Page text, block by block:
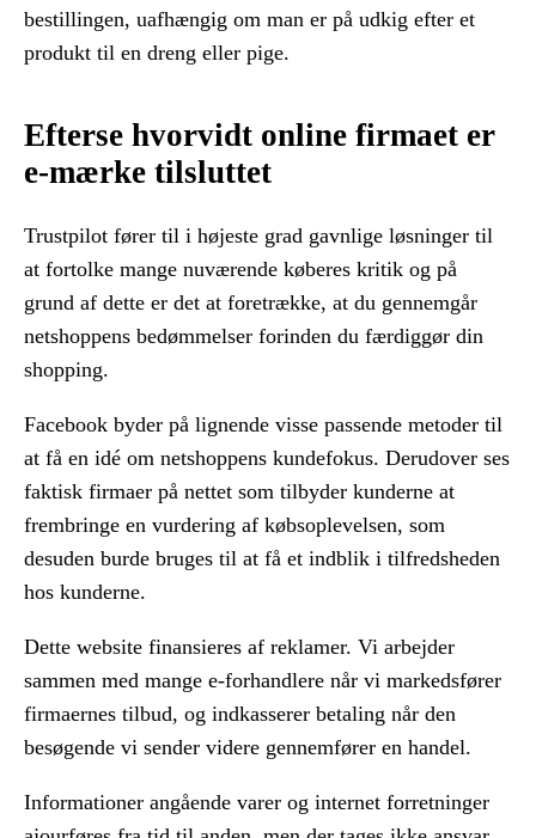
bestillingen, uafhængig om man er på udkig efter et
produkt til en dreng eller pige.
Efterse hvorvidt online firmaet er
e-mærke tilsluttet
Trustpilot fører til i højeste grad gavnlige løsninger til
at fortolke mange nuværende køberes kritik og på
grund af dette er det at foretrække, at du gennemgår
netshoppens bedømmelser forinden du færdiggør din
shopping.
Facebook byder på lignende visse passende metoder til
at få en idé om netshoppens kundefokus. Derudover ses
faktisk firmaer på nettet som tilbyder kunderne at
frembringe en vurdering af købsoplevelsen, som
desuden burde bruges til at få et indblik i tilfredsheden
hos kunderne.
Dette website finansieres af reklamer. Vi arbejder
sammen med mange e-forhandlere når vi markedsfører
firmaernes tilbud, og indkasserer betaling når den
besøgende vi sender videre gennemfører en handel.
Informationer angående varer og internet forretninger